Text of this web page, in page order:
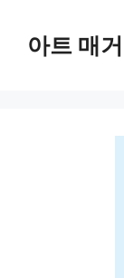
아트 매